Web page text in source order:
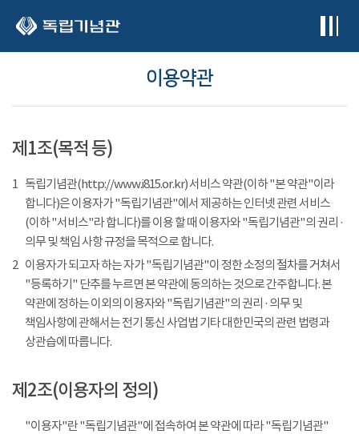
이용약관
제1조(목적 등)
1 독립기념관(http://www.i815.or.kr) 서비스 약관(이하 "본 약관"이라
합니다)은 이용자가 "독립기념관"에서 제공하는 인터넷 관련 서비스
(이하 "서비스"라 합니다)를 이용 할 때 이용자와 "독립기념관"의 권리 ·
의무 및 책임 사항 규정을 목적으로 합니다.
2 이용자가 되고자 하는 자가 "독립기념관"이 정한 소정의 절차를 거쳐서
"등록하기" 단추를 누르면 본 약관에 동의하는 것으로 간주합니다. 본
약관에 정하는 이외의 이용자와 "독립기념관"의 권리 · 의무 및
책임사항에 관해서는 전기 통신 사업법 기타 대한민국의 관련 법령과
상관습에 따릅니다.
제2조(이용자의 정의)
"이용자"란 "독립기념관"에 접속하여 본 약관에 따라 "독립기념관"